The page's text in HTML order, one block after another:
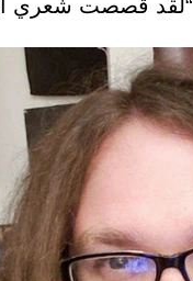
“لقد قصصت شعري